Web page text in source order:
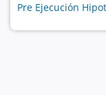
Pre Ejecución